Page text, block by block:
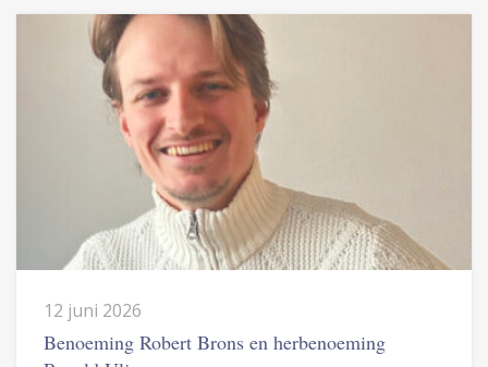
12 juni 2026
Benoeming Robert Brons en herbenoeming